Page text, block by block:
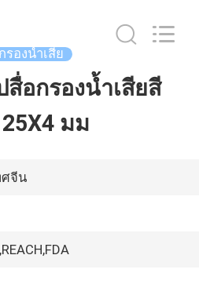
รองน้ำเสีย
อกรองน้ำเสียสี
มม
ศจีน